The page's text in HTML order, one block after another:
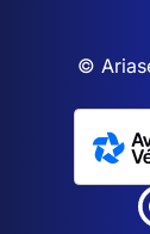
©